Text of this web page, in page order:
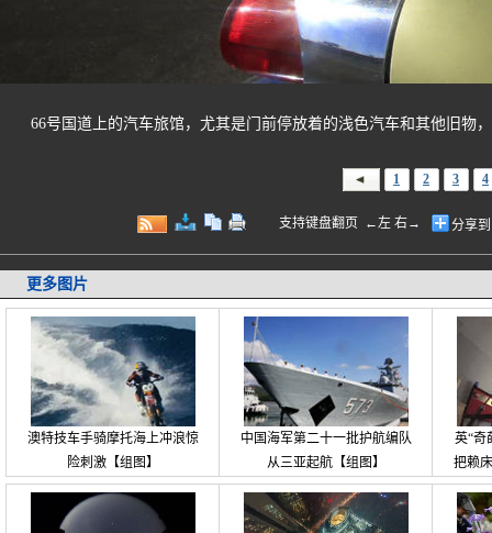
66号国道上的汽车旅馆，尤其是门前停放着的浅色汽车和其他旧物
1 2 3 4
支持键盘翻页 ←左 右→ 分享
更多图片
澳特技车手骑摩托海上冲浪惊
险刺激【组图】
中国海军第二十一批护航编队
从三亚起航【组图】
英“奇
把赖